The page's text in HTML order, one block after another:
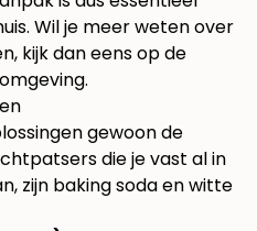
Wil je meer weten over
kijk dan eens op de
.
gewoon de
die je vast al in
zijn baking soda en witte